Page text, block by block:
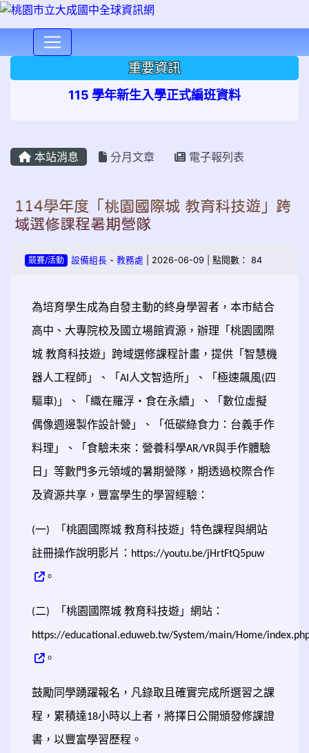
重要資訊
115 學年新生入學正式編班資料
本站消息 分月文章 電子報列表
114學年度「桃園國際城 教育科技遊」跨
域選修課程暑期營隊
競賽/活動 設備組長- 教務處 | 2026-06-09 | 點閱數： 84
為培育學生成為自發主動的終身學習者，本市結合
高中、大專院校及國立場館資源，辦理「桃園國際
城 教育科技遊」跨域選修課程計畫，提供「智慧機
器人工程師」、「 AI 人文智造所」、「極速飆風(四
驅車) 」、「織在羅浮‧食在永續」、「數位虛擬
偶像週邊製作設計營」、「低碳綠食力：台義手作
料理」、「食驗未來：營養科學AR/VR與手作體驗
日」等數門多元領域的暑期營隊，期透過校際合作
及資源共享，豐富學生的學習經驗：
(一) 「桃園國際城 教育科技遊」特色課程與網站
註冊操作說明影片： https://youtu.be/jHrtFtQ5puw
。
(二) 「桃園國際城 教育科技遊」網站：
https://educational.eduweb.tw/System/main/Home/
。
鼓勵同學踴躍報名，凡錄取且確實完成所選習之課
程，累積達18小時以上者，將擇日公開頒發修課證
書，以豐富學習歷程。